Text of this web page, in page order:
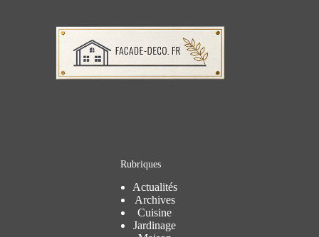
Rubriques
Actualités
Archives
Cuisine
Jardinage